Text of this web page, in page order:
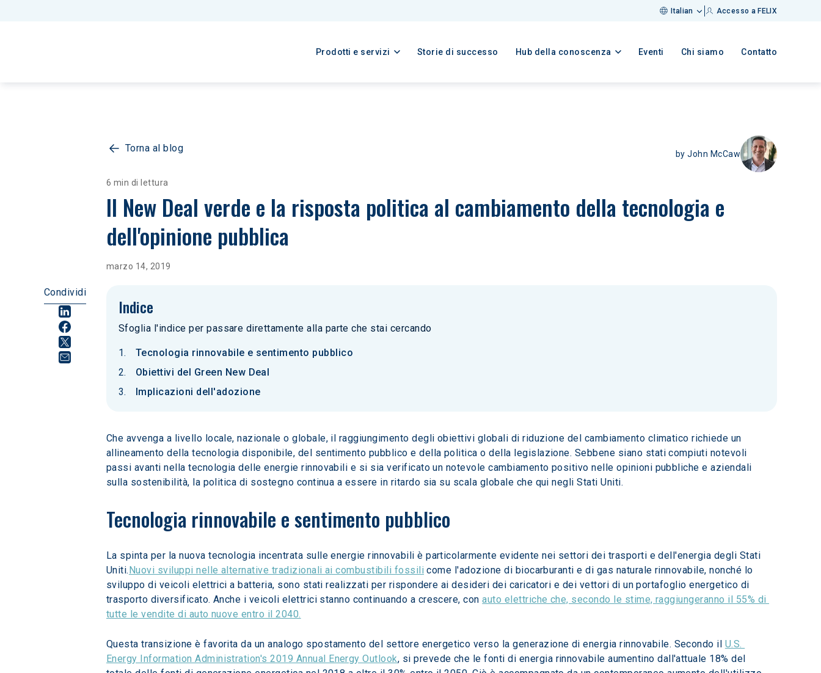
Italian Accesso a FELIX
Prodotti e servizi Storie di successo Hub della conoscenza Eventi Chi siamo Contatto
Torna al blog byJohn McCaw
6 min di lettura
Il New Deal verde e la risposta politica al cambiamento della tecnologia e
dell'opinione pubblica
marzo 14, 2019
Condividi
Indice
Sfoglia l'indice per passare direttamente alla parte che stai cercando
Tecnologia rinnovabile e sentimento pubblico
Obiettivi del Green New Deal
Implicazioni dell'adozione
Che avvenga a livello locale, nazionale o globale, il raggiungimento degli obiettivi globali di riduzione del cambiamento climatico richiede un
allineamento della tecnologia disponibile, del sentimento pubblico e della politica o della legislazione. Sebbene siano stati compiuti notevoli
passi avanti nella tecnologia delle energie rinnovabili e si sia verificato un notevole cambiamento positivo nelle opinioni pubbliche e aziendali
sulla sostenibilità, la politica di sostegno continua a essere in ritardo sia su scala globale che qui negli Stati Uniti.
Tecnologia rinnovabile e sentimento pubblico
La spinta per la nuova tecnologia incentrata sulle energie rinnovabili è particolarmente evidente nei settori dei trasporti e dell'energia degli Stati
Uniti.Nuovi sviluppi nelle alternative tradizionali ai combustibili fossili come l'adozione di biocarburanti e di gas naturale rinnovabile, nonché lo
sviluppo di veicoli elettrici a batteria, sono stati realizzati per rispondere ai desideri dei caricatori e dei vettori di un portafoglio energetico di
trasporto diversificato. Anche i veicoli elettrici stanno continuando a crescere, con auto elettriche che, secondo le stime, raggiungeranno il 55% di
tutte le vendite di auto nuove entro il 2040.
Questa transizione è favorita da un analogo spostamento del settore energetico verso la generazione di energia rinnovabile. Secondo il U.S.
Energy Information Administration's 2019 Annual Energy Outlook, si prevede che le fonti di energia rinnovabile aumentino dall'attuale 18% del